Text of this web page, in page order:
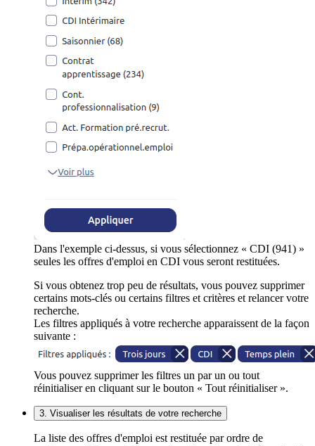
Dans l'exemple ci-dessus, si vous sélectionnez « CDI (941) »
seules les offres d'emploi en CDI vous seront restituées.
Si vous obtenez trop peu de résultats, vous pouvez supprimer
certains mots-clés ou certains filtres et critères et relancer votre
recherche.
Les filtres appliqués à votre recherche apparaissent de la façon
suivante :
Vous pouvez supprimer les filtres un par un ou tout
réinitialiser en cliquant sur le bouton « Tout réinitialiser ».
3. Visualiser les résultats de votre recherche
La liste des offres d'emploi est restituée par ordre de